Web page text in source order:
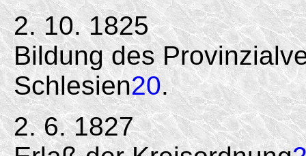
2. 10. 1825
Bildung des
Schlesien20.
2. 6. 1827